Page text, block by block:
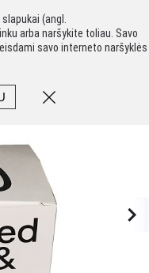
(angl.
arba naršykite toliau. Savo
savo interneto naršyklės